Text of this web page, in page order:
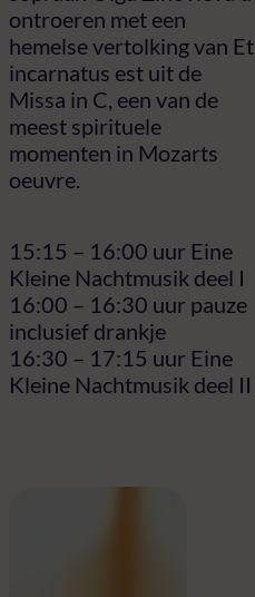
ontroeren met een
hemelse vertolking van Et
incarnatus est uit de
Missa in C, een van de
meest spirituele
momenten in Mozarts
oeuvre.
15:15 – 16:00 uur Eine
Kleine Nachtmusik deel I
16:00 – 16:30 uur pauze
inclusief drankje
16:30 – 17:15 uur Eine
Kleine Nachtmusik deel II